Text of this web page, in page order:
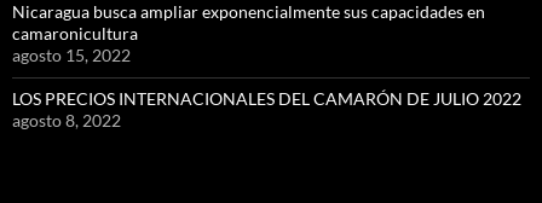
Nicaragua busca ampliar exponencialmente sus capacidades en
camaronicultura
agosto 15, 2022
LOS PRECIOS INTERNACIONALES DEL CAMARÓN DE JULIO 2022
agosto 8, 2022